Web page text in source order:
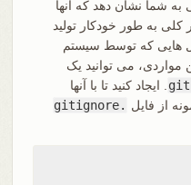
به شما نشان دهد که آنها
کلی به طور خودکار تولید
هایی که توسط سیستم
می توانید یک
. ایجاد کنید تا با آنها
از فایل .gitignore